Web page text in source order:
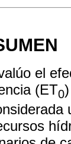
el
(ET0